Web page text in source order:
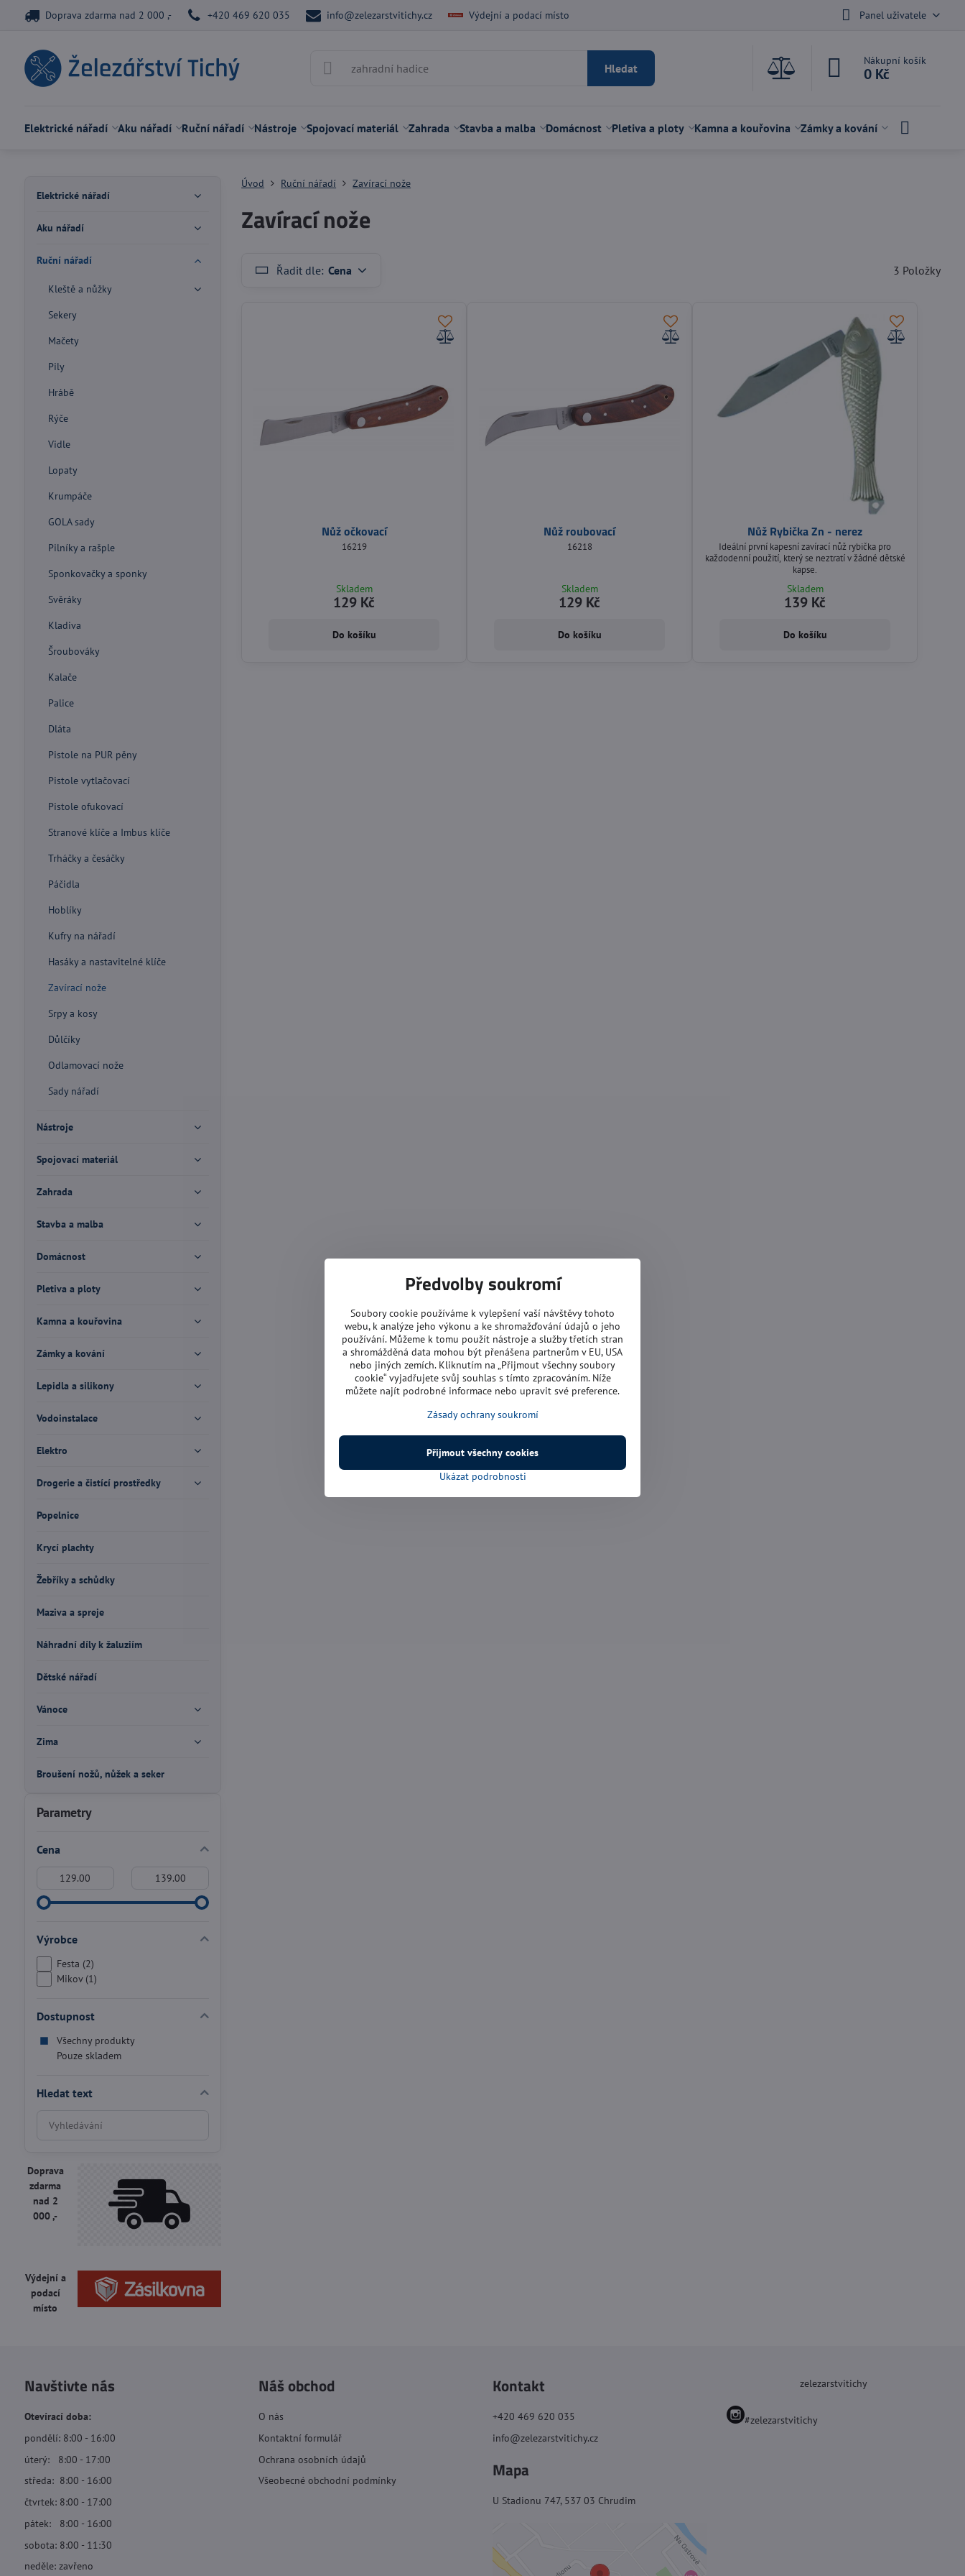
Doprava zdarma nad 2 000 ,- +420 469 620 035 info@zelezarstvitichy.cz Výdejní a podací místo Panel uživatele
Hledat
Nákupní košík
0 Kč
Elektrické nářadí Aku nářadí Ruční nářadí Nástroje Spojovací materiál Zahrada Stavba a malba Domácnost Pletiva a ploty Kamna a kouřovina Zámky a kování
Úvod Ruční nářadí Zavírací nože
Zavírací nože
Řadit dle: Cena 3 Položky
Nůž očkovací
16219
Skladem
129 Kč
Do košíku
Nůž roubovací
16218
Skladem
129 Kč
Do košíku
Nůž Rybička Zn - nerez
Ideální první kapesní zavírací nůž rybička pro
každodenní použití, který se neztratí v žádné dětské
kapse.
Skladem
139 Kč
Do košíku
Parametry
Cena
Výrobce
Festa (2)
Mikov (1)
Dostupnost
Všechny produkty
Pouze skladem
Hledat text
Prohledat
výsledky
fulltextem
Elektrické nářadí
Aku nářadí
Ruční nářadí
Kleště a nůžky
Sekery
Mačety
Pily
Hrábě
Rýče
Vidle
Lopaty
Krumpáče
GOLA sady
Pilníky a rašple
Sponkovačky a sponky
Svěráky
Kladiva
Šroubováky
Kalače
Palice
Dláta
Pistole na PUR pěny
Pistole vytlačovací
Pistole ofukovací
Stranové klíče a Imbus klíče
Trháčky a česáčky
Páčidla
Hoblíky
Kufry na nářadí
Hasáky a nastavitelné klíče
Zavírací nože
Srpy a kosy
Důlčíky
Odlamovací nože
Sady nářadí
Nástroje
Spojovací materiál
Zahrada
Stavba a malba
Domácnost
Pletiva a ploty
Kamna a kouřovina
Zámky a kování
Lepidla a silikony
Vodoinstalace
Elektro
Drogerie a čistící prostředky
Popelnice
Krycí plachty
Žebříky a schůdky
Maziva a spreje
Náhradní díly k žaluziím
Dětské nářadí
Vánoce
Zima
Broušení nožů, nůžek a seker
Doprava
zdarma
nad 2
000 ,-
Výdejní a
podací
místo
Navštivte nás
Otevírací doba:
pondělí: 8:00 - 16:00
úterý: 8:00 - 17:00
středa: 8:00 - 16:00
čtvrtek: 8:00 - 17:00
pátek: 8:00 - 16:00
sobota: 8:00 - 11:30
neděle: zavřeno
Náš obchod
O nás
Kontaktní formulář
Ochrana osobních údajů
Všeobecné obchodní podmínky
Kontakt
+420 469 620 035
info@zelezarstvitichy.cz
Mapa
U Stadionu 747, 537 03 Chrudim
zelezarstvitichy
#zelezarstvitichy
Předvolby soukromí
Soubory cookie používáme k vylepšení vaší návštěvy tohoto
webu, k analýze jeho výkonu a ke shromažďování údajů o jeho
používání. Můžeme k tomu použít nástroje a služby třetích stran
a shromážděná data mohou být přenášena partnerům v EU, USA
nebo jiných zemích. Kliknutím na „Přijmout všechny soubory
cookie“ vyjadřujete svůj souhlas s tímto zpracováním. Níže
můžete najít podrobné informace nebo upravit své preference.
Zásady ochrany soukromí
Ukázat podrobnosti
Přijmout všechny cookies